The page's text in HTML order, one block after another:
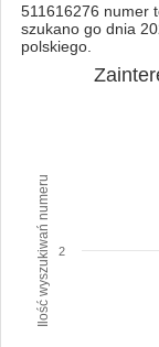
511616276 numer
szukano go dnia
polskiego.
Ilość wyszukiwań numeru 2